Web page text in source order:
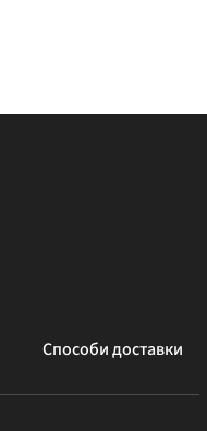
Способи доставки